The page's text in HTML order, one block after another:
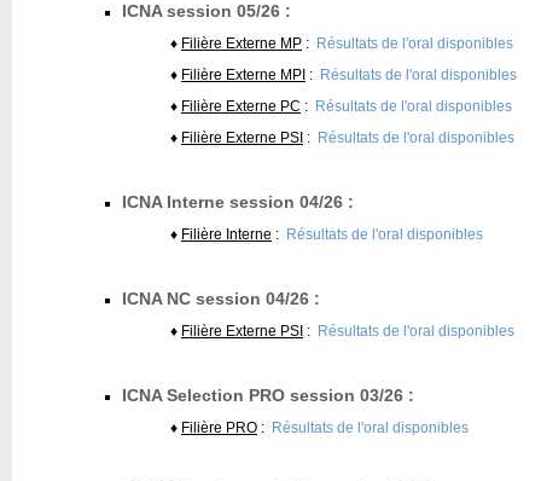
ICNA session 05/26 :
♦ Filière Externe MP : Résultats de l'oral disponibles
♦ Filière Externe MPI : Résultats de l'oral disponibles
♦ Filière Externe PC : Résultats de l'oral disponibles
♦ Filière Externe PSI : Résultats de l'oral disponibles
ICNA Interne session 04/26 :
♦ Filière Interne : Résultats de l'oral disponibles
ICNA NC session 04/26 :
♦ Filière Externe PSI : Résultats de l'oral disponibles
ICNA Selection PRO session 03/26 :
♦ Filière PRO : Résultats de l'oral disponibles